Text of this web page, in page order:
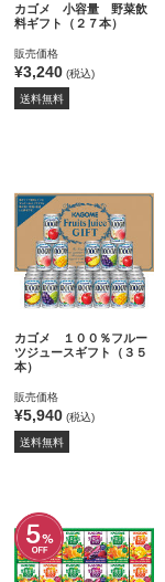
カゴメ 小容量 野菜飲
料ギフト（２７本）
販売価格
¥3,240 (税込)
送料無料
カゴメ １００％フルー
ツジュースギフト（３５
本）
販売価格
¥5,940 (税込)
送料無料